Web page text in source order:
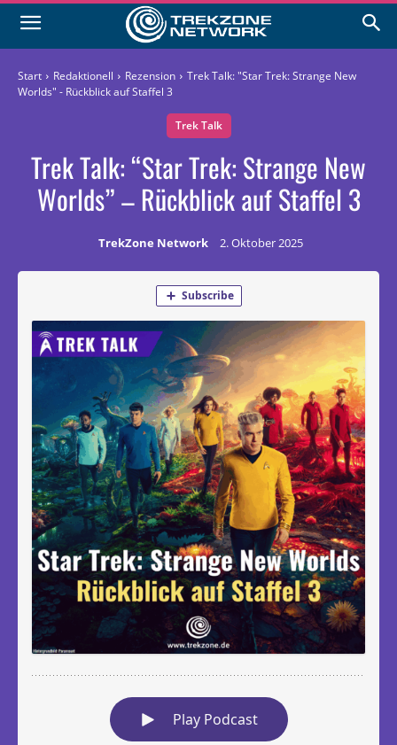
Start Redaktionell Rezension
Trek Talk: "Star Trek: Strange New
Worlds" - Rückblick auf Staffel 3
Trek Talk
Trek Talk: “Star Trek: Strange New
Worlds” – Rückblick auf Staffel 3
TrekZone Network 2. Oktober 2025